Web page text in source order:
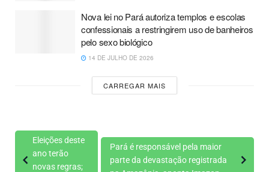
Nova lei no Pará autoriza templos e escolas
confessionais a restringirem uso de banheiros
pelo sexo biológico
14 DE JULHO DE 2026
CARREGAR MAIS
Eleições deste
ano terão
novas regras;
Pará é responsável pela maior
parte da devastação registrada